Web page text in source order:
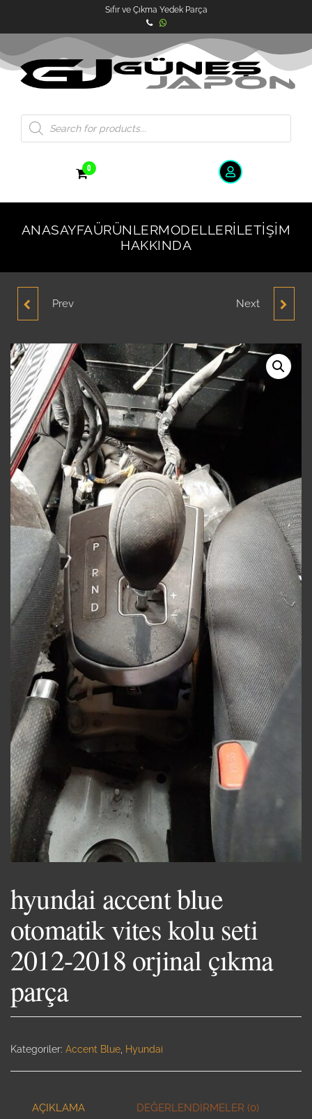
Sıfır ve Çıkma Yedek Parça
0
ANASAYFAÜRÜNLERMODELLERİLETIŞIM
HAKKINDA
HYUNDAI ACCENT
HALISI 2012-2018
ORJINAL ÇIKMA
Prev HYUNDAI ACCENT
2012-2018 ORJINAL
ÇIKMA PARÇA
Next
hyundai accent blue
otomatik vites kolu seti
2012-2018 orjinal çıkma
parça
Kategoriler: Accent Blue Hyundai
AÇIKLAMA DEĞERLENDIRMELER (0)